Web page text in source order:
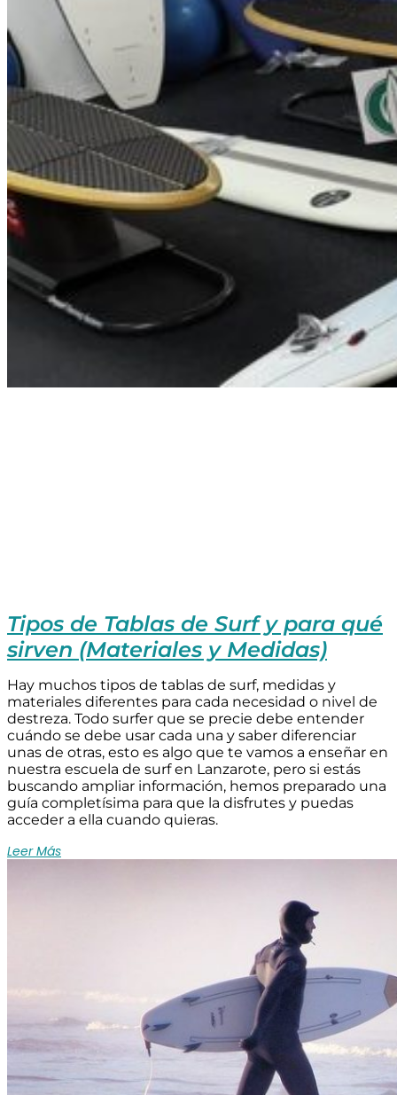
Tipos de Tablas de Surf y para qué
sirven (Materiales y Medidas)
Hay muchos tipos de tablas de surf, medidas y
materiales diferentes para cada necesidad o nivel de
destreza. Todo surfer que se precie debe entender
cuándo se debe usar cada una y saber diferenciar
unas de otras, esto es algo que te vamos a enseñar en
nuestra escuela de surf en Lanzarote, pero si estás
buscando ampliar información, hemos preparado una
guía completísima para que la disfrutes y puedas
acceder a ella cuando quieras.
Leer Más